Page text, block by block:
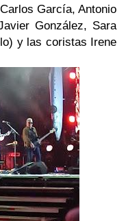
García, Antonio
González, Sara
y las coristas Irene